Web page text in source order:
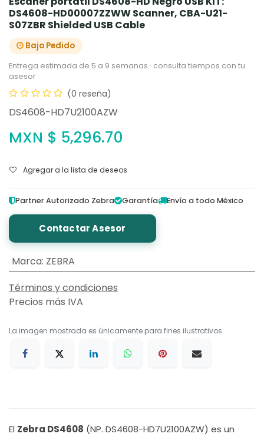
DS4608-HD00007ZZWW Scanner, CBA-U21-
S07ZBR Shielded USB Cable
Bajo Pedido
Entrega estimada de 5 a 9 semanas · consulta tiempos con tu
asesor
(0 reseña)
DS4608-HD7U2100AZW
MXN $ 5,296.70
Agregar a la lista de deseos
Partner Autorizado Zebra Garantía Envío a todo México
Contactar Asesor
Marca: ZEBRA
Términos y condiciones
Precios más IVA
La imagen mostrada es únicamente para fines ilustrativos.
El Zebra DS4608 (NP. DS4608-HD7U2100AZW) es un